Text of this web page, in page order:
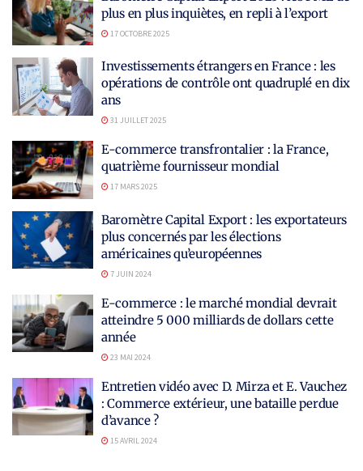
plus en plus inquiètes, en repli à l’export
17 OCTOBRE 2025
Investissements étrangers en France : les
opérations de contrôle ont quadruplé en dix
ans
31 JUILLET 2025
E-commerce transfrontalier : la France,
quatrième fournisseur mondial
17 MARS 2025
Baromètre Capital Export : les exportateurs
plus concernés par les élections
américaines qu’européennes
7 JUIN 2024
E-commerce : le marché mondial devrait
atteindre 5 000 milliards de dollars cette
année
23 MAI 2024
Entretien vidéo avec D. Mirza et E. Vauchez
: Commerce extérieur, une bataille perdue
d’avance ?
15 AVRIL 2024